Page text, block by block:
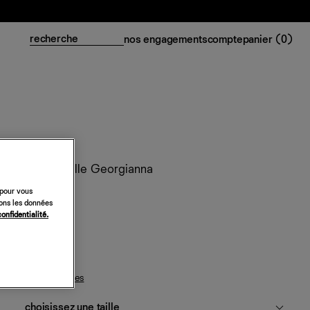
nos engagementscomptepanier (0)
Top en maille Georgianna
98 €
noir
guide des tailles
vous
les données